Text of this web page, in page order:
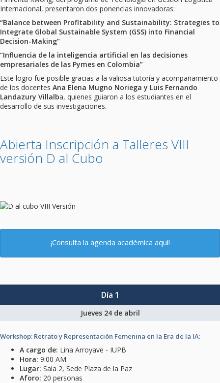
Internacional, presentaron dos ponencias innovadoras:
“Balance between Profitability and Sustainability: Strategies to
Integrate Global Sustainable System (GSS) into Financial
Decision-Making”
“Influencia de la inteligencia artificial en las decisiones
empresariales de las Pymes en Colombia”
Este logro fue posible gracias a la valiosa tutoría y acompañamiento
de los docentes Ana Elena Mugno Noriega y Luis Fernando
Landazury Villalba, quienes guiaron a los estudiantes en el
desarrollo de sus investigaciones.
Abierta Inscripción a Talleres VIII
versión D al Cubo
¡Consulta la agenda académica aquí!
Día 1
Jueves 24 de abril
Workshop: Retrato y Representación Femenina en la Era de la IA:
A cargo de: Lina Arroyave - IUPB
Hora: 9:00 AM
Lugar: Sala 2, Sede Plaza de la Paz
Aforo: 20 personas